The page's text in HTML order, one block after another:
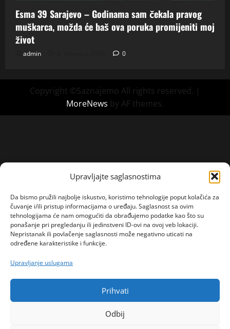
Upravljajte saglasnostima
Da bismo pružili najbolje iskustvo, koristimo tehnologije poput kolačića za
čuvanje i/ili pristup informacijama o uređaju. Saglasnost sa ovim
tehnologijama će nam omogućiti da obrađujemo podatke kao što su
ponašanje pri pregledanju ili jedinstveni ID-ovi na ovoj veb lokaciji.
Nepristanak ili povlačenje saglasnosti može negativno uticati na
određene karakteristike i funkcije.
Upravljanje uslugama
Prihvati
Odbij
Esma 39 Sarajevo – Godinama sam čekala pravog
muškarca, možda će baš ova poruka promijeniti moj
život
admin 0
Copyright ©Saznajemo All rights reserved. |
MoreNews by AF themes.